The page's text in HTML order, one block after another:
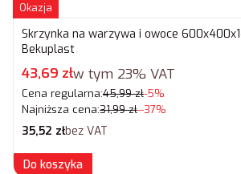
Okazja
Skrzynka na warzywa i owoce
Bekuplast
Cena promocyjna brutto
43,69 złw tym 23% VAT
Cena regularna:45,99 zł-5%
Najniższa cena:31,99 zł--37%
Cena netto
35,52 złbez VAT
Do koszyka